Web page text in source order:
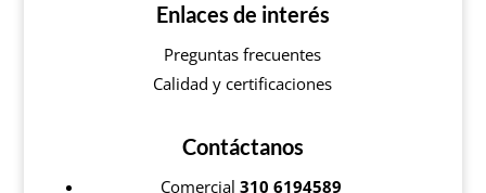
Enlaces de interés
Preguntas frecuentes
Calidad y certificaciones
Contáctanos
Comercial 310 6194589